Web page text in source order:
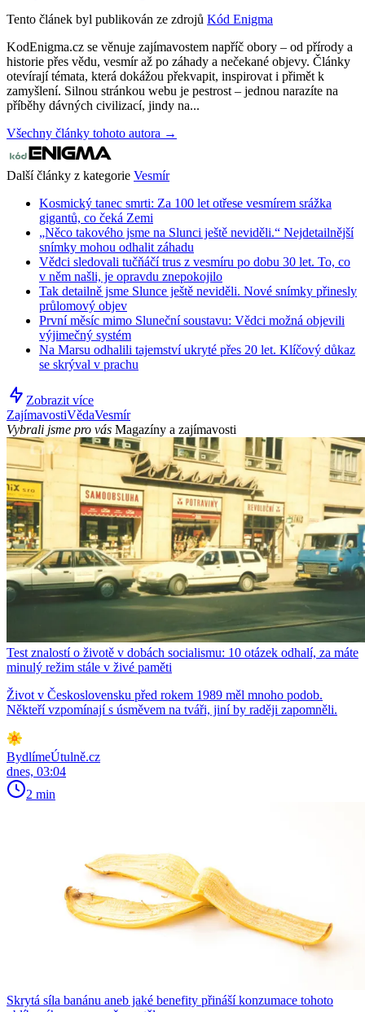
Tento článek byl publikován ze zdrojů Kód Enigma
KodEnigma.cz se věnuje zajímavostem napříč obory – od přírody a
historie přes vědu, vesmír až po záhady a nečekané objevy. Články
otevírají témata, která dokážou překvapit, inspirovat i přimět k
zamyšlení. Silnou stránkou webu je pestrost – jednou narazíte na
příběhy dávných civilizací, jindy na...
Všechny články tohoto autora →
Další články z kategorie Vesmír
Kosmický tanec smrti: Za 100 let otřese vesmírem srážka
gigantů, co čeká Zemi
„Něco takového jsme na Slunci ještě neviděli.“ Nejdetailnější
snímky mohou odhalit záhadu
Vědci sledovali tučňáčí trus z vesmíru po dobu 30 let. To, co
v něm našli, je opravdu znepokojilo
Tak detailně jsme Slunce ještě neviděli. Nové snímky přinesly
průlomový objev
První měsíc mimo Sluneční soustavu: Vědci možná objevili
výjimečný systém
Na Marsu odhalili tajemství ukryté přes 20 let. Klíčový důkaz
se skrýval v prachu
Zobrazit více
ZajímavostiVědaVesmír
Vybrali jsme pro vás Magazíny a zajímavosti
Test znalostí o životě v dobách socialismu: 10 otázek odhalí, za máte
minulý režim stále v živé paměti
Život v Československu před rokem 1989 měl mnoho podob.
Někteří vzpomínají s úsměvem na tváři, jiní by raději zapomněli.
BydlímeÚtulně.cz
dnes, 03:04
2 min
Skrytá síla banánu aneb jaké benefity přináší konzumace tohoto